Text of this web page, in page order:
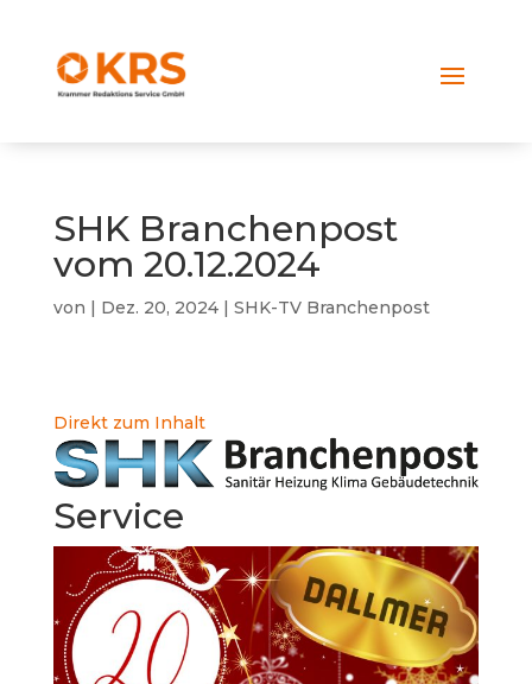
SHK Branchenpost
vom 20.12.2024
von | Dez. 20, 2024| SHK-TV Branchenpost
Direkt zum Inhalt
Service